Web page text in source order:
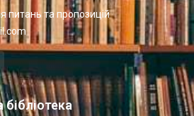
питань та пропозицій